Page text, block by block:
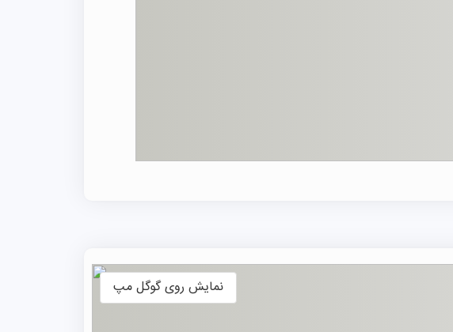
نمایش روی گوگل مپ